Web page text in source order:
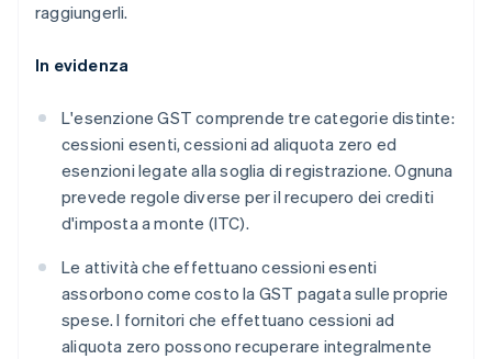
raggiungerli.
In evidenza
L'esenzione GST comprende tre categorie distinte:
cessioni esenti, cessioni ad aliquota zero ed
esenzioni legate alla soglia di registrazione. Ognuna
prevede regole diverse per il recupero dei crediti
d'imposta a monte (ITC).
Le attività che effettuano cessioni esenti
assorbono come costo la GST pagata sulle proprie
spese. I fornitori che effettuano cessioni ad
aliquota zero possono recuperare integralmente